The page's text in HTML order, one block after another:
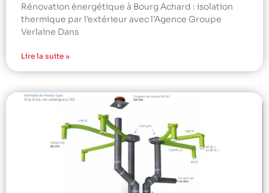
Rénovation énergétique à Bourg Achard : isolation
thermique par l’extérieur avec l’Agence Groupe
Verlaine Dans
Lire la suite »